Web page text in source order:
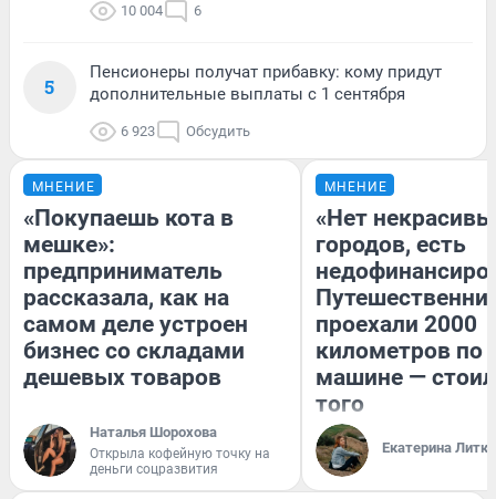
10 004 6
5
Пенсионеры получат прибавку: кому придут
дополнительные выплаты с 1 сентября
6 923 Обсудить
МНЕНИЕ
«Покупаешь кота в
мешке»:
предприниматель
рассказала, как на
самом деле устроен
бизнес со складами
дешевых товаров
Наталья Шорохова
Открыла кофейную точку на
деньги соцразвития
МНЕНИЕ
«Нет
городов, есть
проехали 2000
километров по
машине —
того
Екатерина